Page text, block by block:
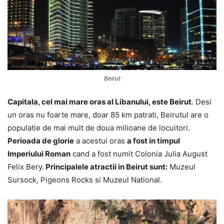
Beirut
Capitala, cel mai mare oras al Libanului, este Beirut. Desi
un oras nu foarte mare, doar 85 km patrati, Beirutul are o
populatie de mai mult de doua milioane de locuitori.
Perioada de glorie a acestui oras a fost in timpul
Imperiului Roman cand a fost numit Colonia Julia August
Felix Bery. Principalele atractii in Beirut sunt: Muzeul
Sursock, Pigeons Rocks si Muzeul National.